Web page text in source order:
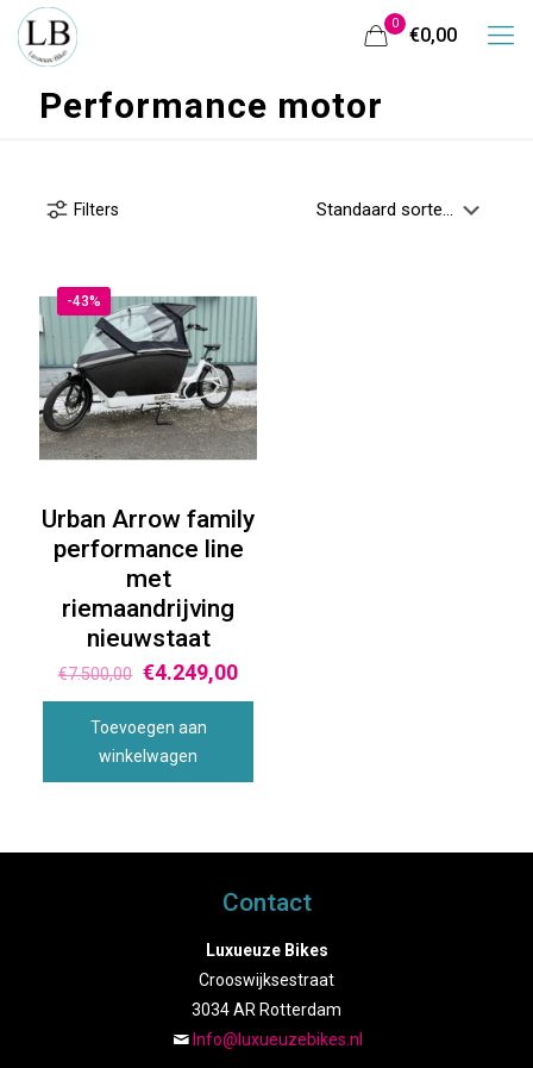
0
€0,00
Performance motor
Filters
-43%
Urban Arrow family
performance line
met
riemaandrijving
nieuwstaat
€7.500,00 €4.249,00
Toevoegen aan
winkelwagen
Contact
Luxueuze Bikes
Crooswijksestraat
3034 AR Rotterdam
Info@luxueuzebikes.nl